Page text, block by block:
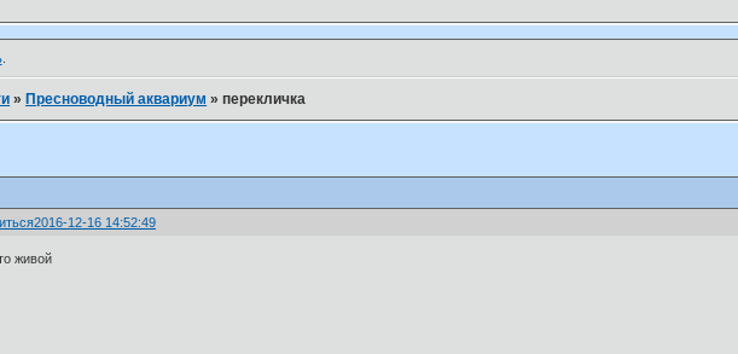
.
» Пресноводный аквариум »перекличка
2016-12-16 14:52:49
живой